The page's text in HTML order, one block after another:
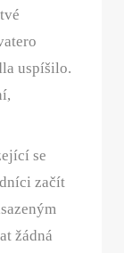
uspíšilo.
se
začít
žádná